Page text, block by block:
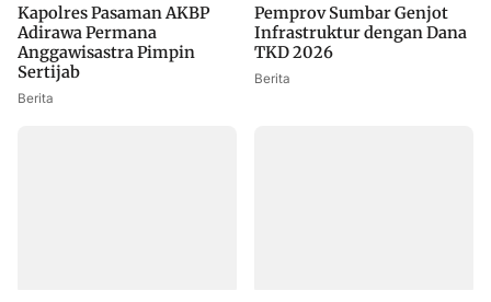
Kapolres Pasaman AKBP
Adirawa Permana
Anggawisastra Pimpin
Sertijab
Berita
Pemprov Sumbar Genjot
Infrastruktur dengan Dana
TKD 2026
Berita